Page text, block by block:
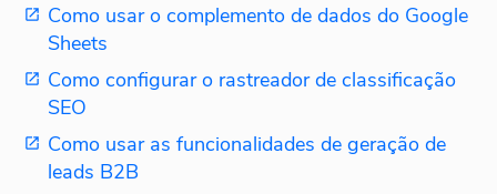
Como usar o complemento de dados do Google
Sheets
Como configurar o rastreador de classificação
SEO
Como usar as funcionalidades de geração de
leads B2B